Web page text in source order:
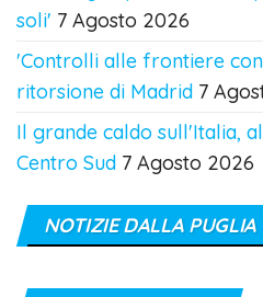
soli' 7 Agosto 2026
'Controlli alle frontiere
ritorsione di Madrid 7
Il grande caldo sull'Italia,
Centro Sud 7 Agosto 2026
NOTIZIE DALLA PUGLIA